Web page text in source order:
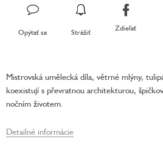
Opýtať sa Strážiť Zdieľať
Mistrovská umělecká díla, větrné mlýny,
koexistují s převratnou architekturou,
nočním životem.
Detailné informácie